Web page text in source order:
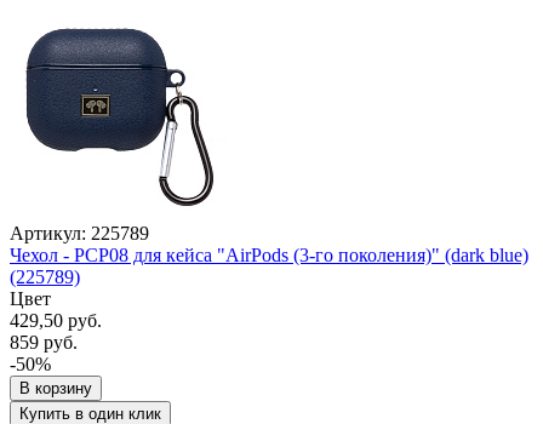
Артикул: 225789
Чехол - PCP08 для кейса "AirPods (3-го поколения)" (dark blue)
(225789)
Цвет
429,50 руб.
859 руб.
-50%
В корзину
Купить в один клик